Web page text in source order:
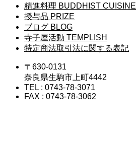
精進料理 BUDDHIST CUISINE
授与品 PRIZE
ブログ BLOG
寺子屋活動 TEMPLISH
特定商法取引法に関する表記
〒630-0131
奈良県生駒市上町4442
TEL : 0743-78-3071
FAX : 0743-78-3062